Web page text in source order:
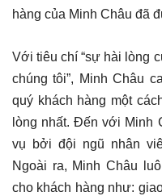
hàng của Minh Châu đã
Với tiêu chí “sự hài lòng
chúng tôi”, Minh Châu
quý khách hàng một
lòng nhất. Đến với Minh
vụ bởi đội ngũ nhân
Ngoài ra, Minh Châu
cho khách hàng như: